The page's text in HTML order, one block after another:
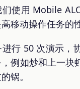
使用 Mobile
移动操作任务的
行 50 次演示，
例如炒和上一块
锅。